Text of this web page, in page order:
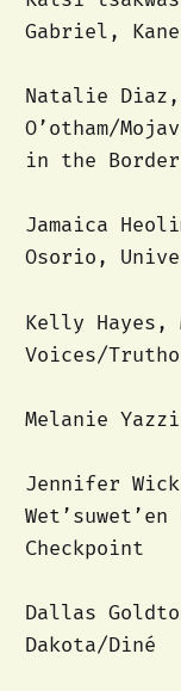
Gabriel,
Natalie
O’otham/
in the
Jamaica
Osorio,
Kelly Hayes,
Voices/
Melanie
Jennifer
Checkpoint
Dallas
Dakota/Diné